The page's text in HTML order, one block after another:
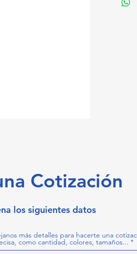
Cotización
los siguientes datos
más detalles para hacerte una
como cantidad, colores, tamaños...